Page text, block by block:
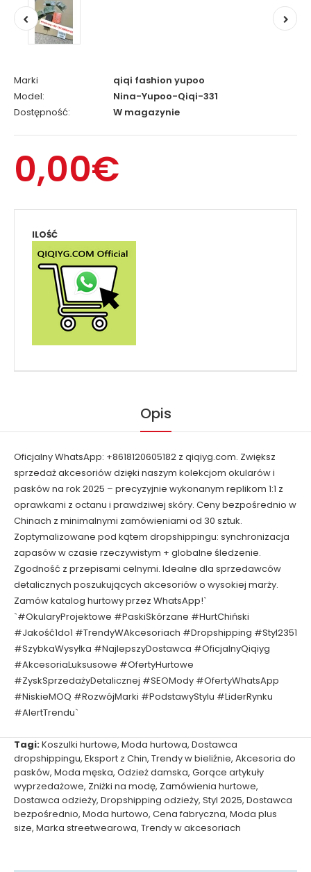
Marki
qiqi fashion yupoo
Model:
Nina-Yupoo-Qiqi-331
Dostępność:
W magazynie
0,00€
ILOŚĆ
Opis
Oficjalny WhatsApp: +8618120605182 z qiqiyg.com. Zwiększ
sprzedaż akcesoriów dzięki naszym kolekcjom okularów i
pasków na rok 2025 – precyzyjnie wykonanym replikom 1:1 z
oprawkami z octanu i prawdziwej skóry. Ceny bezpośrednio w
Chinach z minimalnymi zamówieniami od 30 sztuk.
Zoptymalizowane pod kątem dropshippingu: synchronizacja
zapasów w czasie rzeczywistym + globalne śledzenie.
Zgodność z przepisami celnymi. Idealne dla sprzedawców
detalicznych poszukujących akcesoriów o wysokiej marży.
Zamów katalog hurtowy przez WhatsApp!`
`#OkularyProjektowe #PaskiSkórzane #HurtChiński
#Jakość1do1 #TrendyWAkcesoriach #Dropshipping #Styl2351
#SzybkaWysyłka #NajlepszyDostawca #OficjalnyQiqiyg
#AkcesoriaLuksusowe #OfertyHurtowe
#ZyskSprzedażyDetalicznej #SEOMody #OfertyWhatsApp
#NiskieMOQ #RozwójMarki #PodstawyStylu #LiderRynku
#AlertTrendu`
Tagi:Koszulki hurtowe, Moda hurtowa, Dostawca
dropshippingu, Eksport z Chin, Trendy w bieliźnie, Akcesoria do
pasków, Moda męska, Odzież damska, Gorące artykuły
wyprzedażowe, Zniżki na modę, Zamówienia hurtowe,
Dostawca odzieży, Dropshipping odzieży, Styl 2025, Dostawca
bezpośrednio, Moda hurtowo, Cena fabryczna, Moda plus
size, Marka streetwearowa, Trendy w akcesoriach